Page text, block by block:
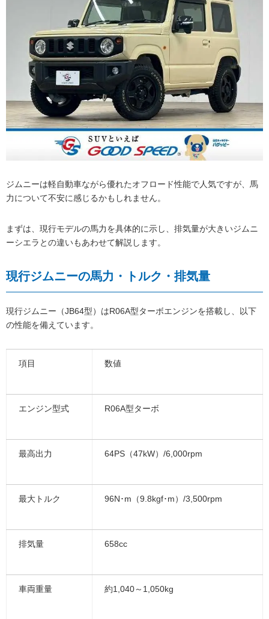
ジムニーは軽自動車ながら優れたオフロード性能で人気ですが、馬
力について不安に感じるかもしれません。
まずは、現行モデルの馬力を具体的に示し、排気量が大きいジムニ
ーシエラとの違いもあわせて解説します。
現行ジムニーの馬力・トルク・排気量
現行ジムニー（JB64型）はR06A型ターボエンジンを搭載し、以下
の性能を備えています。
項目 数値
エンジン型式 R06A型ターボ
最高出力 64PS（47kW）/6,000rpm
最大トルク 96N･m（9.8kgf･m）/3,500rpm
排気量 658cc
車両重量 約1,040～1,050kg